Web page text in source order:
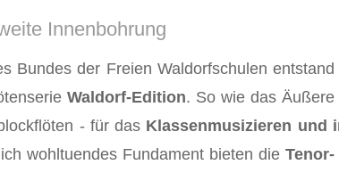
Innenbohrung
Bundes der Freien Waldorfschulen
Waldorf-Edition. So wie das
- für das Klassenmusizieren und
wohltuendes Fundament bieten die Tenor-